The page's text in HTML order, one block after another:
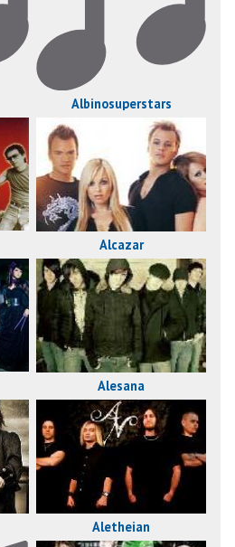
Albinosuperstars
Alcazar
Alesana
Aletheian